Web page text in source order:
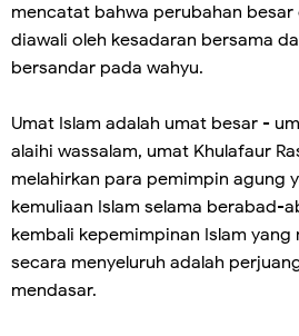
mencatat bahwa perubahan besar
diawali oleh kesadaran bersama
bersandar pada wahyu.
Umat Islam adalah umat besar -
alaihi wassalam, umat Khulafaur
melahirkan para pemimpin agung
kemuliaan Islam selama berabad-
kembali kepemimpinan Islam
secara menyeluruh adalah
mendasar.